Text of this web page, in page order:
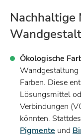
Nachhaltige
Ökologische
Wandgestaltung
Farben. Diese
Lösungsmittel
Verbindungen
könnten.
Pigmente und